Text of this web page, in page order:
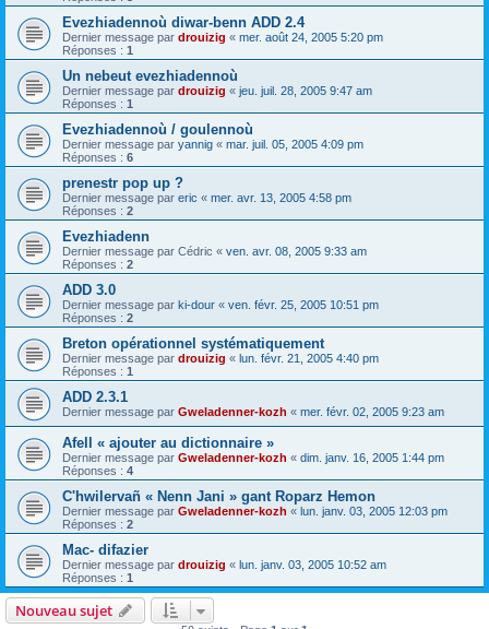
Evezhiadennoù diwar-benn ADD 2.4
Dernier message par drouizig « mer. août 24, 2005 5:20 pm
Réponses : 1
Un nebeut evezhiadennoù
Dernier message par drouizig « jeu. juil. 28, 2005 9:47 am
Réponses : 1
Evezhiadennoù / goulennoù
Dernier message par yannig « mar. juil. 05, 2005 4:09 pm
Réponses : 6
prenestr pop up ?
Dernier message par eric « mer. avr. 13, 2005 4:58 pm
Réponses : 2
Evezhiadenn
Dernier message par Cédric « ven. avr. 08, 2005 9:33 am
Réponses : 2
ADD 3.0
Dernier message par ki-dour « ven. févr. 25, 2005 10:51 pm
Réponses : 2
Breton opérationnel systématiquement
Dernier message par drouizig « lun. févr. 21, 2005 4:40 pm
Réponses : 1
ADD 2.3.1
Dernier message par Gweladenner-kozh « mer. févr. 02, 2005 9:23 am
Afell « ajouter au dictionnaire »
Dernier message par Gweladenner-kozh « dim. janv. 16, 2005 1:44 pm
Réponses : 4
C'hwilervañ « Nenn Jani » gant Roparz Hemon
Dernier message par Gweladenner-kozh « lun. janv. 03, 2005 12:03 pm
Réponses : 2
Mac- difazier
Dernier message par drouizig « lun. janv. 03, 2005 10:52 am
Réponses : 1
Nouveau sujet